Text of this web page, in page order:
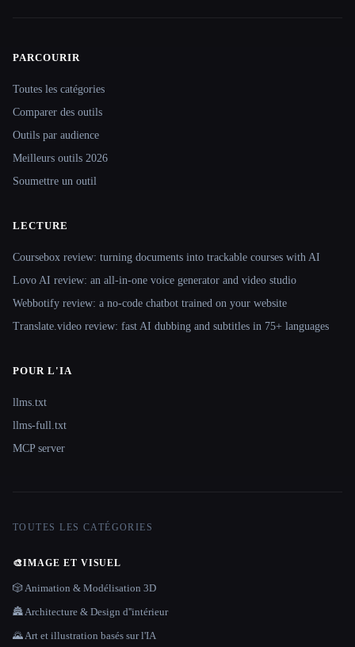
Site navigation
PARCOURIR
Toutes les catégories
Comparer des outils
Outils par audience
Meilleurs outils 2026
Soumettre un outil
LECTURE
Coursebox review: turning documents into trackable courses with AI
Lovo AI review: an all-in-one voice generator and video studio
Webbotify review: a no-code chatbot trained on your website
Translate.video review: fast AI dubbing and subtitles in 75+ languages
POUR L'IA
llms.txt
llms-full.txt
MCP server
TOUTES LES CATÉGORIES
🎨IMAGE ET VISUEL
🎲 Animation & Modélisation 3D
🏯 Architecture & Design d''intérieur
🌄 Art et illustration basés sur l'IA